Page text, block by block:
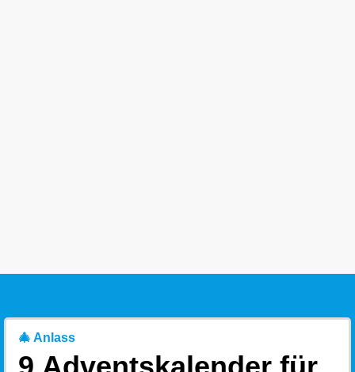
🎄 Anlass